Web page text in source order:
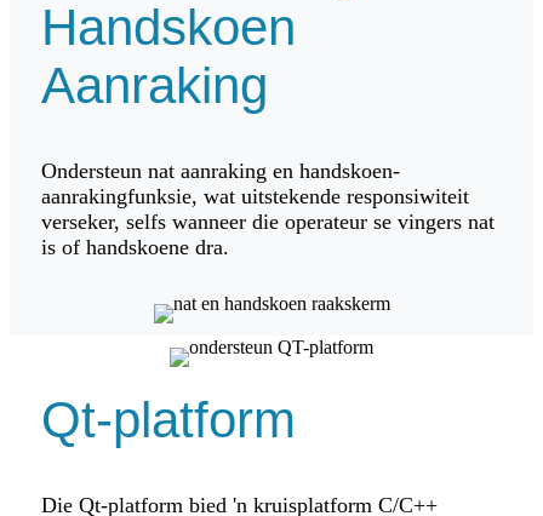
Handskoen
Aanraking
Ondersteun nat aanraking en handskoen-
aanrakingfunksie, wat uitstekende responsiwiteit
verseker, selfs wanneer die operateur se vingers nat
is of handskoene dra.
Qt-platform
Die Qt-platform bied 'n kruisplatform C/C++